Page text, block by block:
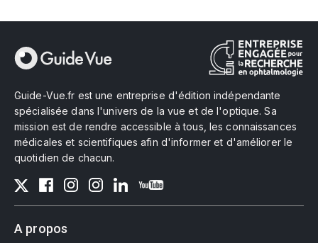
Guide-Vue.fr est une entreprise d'édition indépendante
spécialisée dans l'univers de la vue et de l'optique. Sa
mission est de rendre accessible à tous, les connaissances
médicales et scientifiques afin d'informer et d'améliorer le
quotidien de chacun.
A propos